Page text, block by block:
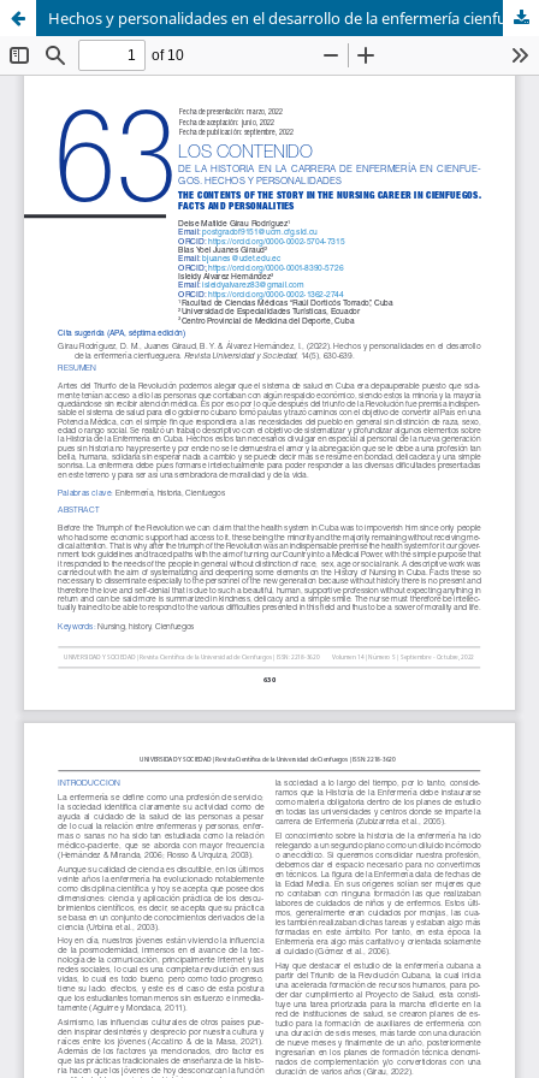
Hechos y personalidades en el desarrollo de la enfermería cienfueguera.